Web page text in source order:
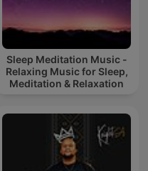
Sleep Meditation Music -
Relaxing Music for Sleep,
Meditation & Relaxation